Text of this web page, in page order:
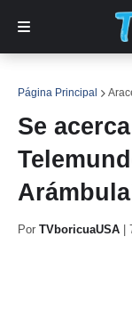
Página Principal
Se
Por TVboricuaUSA